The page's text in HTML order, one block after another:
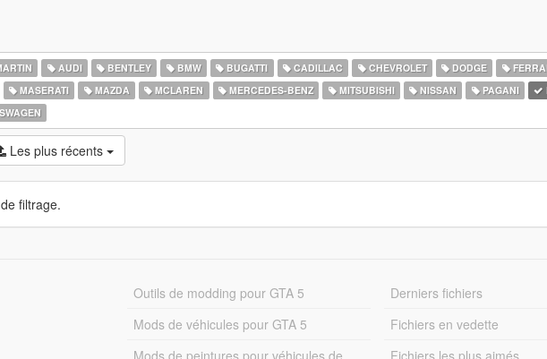
AUDI BENTLEY BMW BUGATTI CADILLAC CHEVROLET DODGE
MASERATI MAZDA MCLAREN MERCEDES-BENZ MITSUBISHI NISSAN PAGANI
Les plus récents
filtrage.
Outils de modding pour GTA 5
Mods de véhicules pour GTA 5
Mods de peintures pour véhicules de
Derniers fichiers
Fichiers en vedette
Fichiers les plus aimés